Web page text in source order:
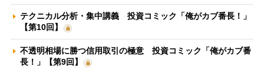
テクニカル分析・集中講義 投資コミック「俺がカブ番長！」
【第10回】
不透明相場に勝つ信用取引の極意 投資コミック「俺がカブ番
長！」【第9回】